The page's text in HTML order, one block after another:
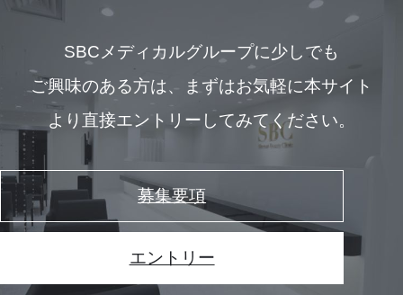
SBCメディカルグループに少しでも
ご興味のある方は、
まずはお気軽に本サイト
より直接エントリーしてみてください。
募集要項
エントリー